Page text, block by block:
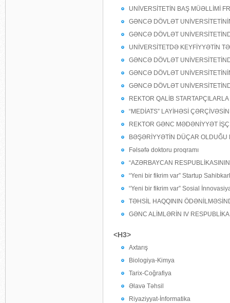
UNİVERSİTETİN BAŞ MÜƏLLİMİ
GƏNCƏ DÖVLƏT
GƏNCƏ DÖVLƏT
UNİVERSİTETDƏ KEYFİYYƏTİN
GƏNCƏ DÖVLƏT
GƏNCƏ DÖVLƏT
GƏNCƏ DÖVLƏT
REKTOR QALİB
“MEDİATS” LAYİHƏSİ
REKTOR GƏNC MƏDƏNİYYƏT
BƏŞƏRİYYƏTİN DÜÇAR OLDUĞU
Fəlsəfə doktoru proqramı
“AZƏRBAYCAN
“Yeni bir fikrim var” Startup
“Yeni bir fikrim var” Sosial
TƏHSİL HAQQININ
GƏNC ALİMLƏRİN IV
<H3>
Axtarış
Biologiya-Kimya
Tarix-Coğrafiya
Əlavə Təhsil
Riyaziyyat-İnformatika